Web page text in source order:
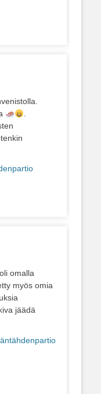
.
omalla
myös omia
jäädä